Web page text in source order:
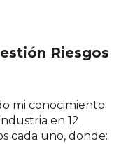
Riesgos
mi conocimiento
en 12
cada uno, donde: